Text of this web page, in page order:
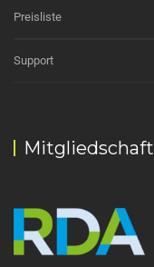
Preisliste
Support
Mitgliedschaft